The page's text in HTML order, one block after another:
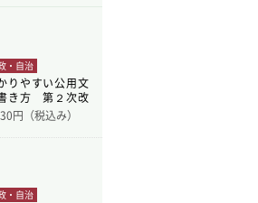
・自治
りやすい公用文
き方 第２次改
円（税込み）
・自治